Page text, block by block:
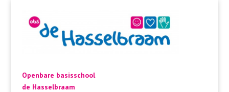
Openbare basisschool
de Hasselbraam